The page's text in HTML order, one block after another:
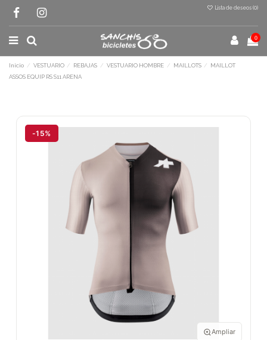
Lista de deseos (0)
0
Inicio VESTUARIO REBAJAS VESTUARIO HOMBRE MAILLOTS
MAILLOT
ASSOS EQUIP RS S11 ARENA
-15%
Ampliar
Terminal de consulta
S11 ARENA